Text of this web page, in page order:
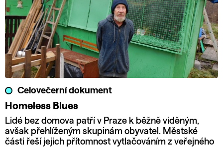
Celovečerní dokument
Homeless Blues
Lidé bez domova patří v Praze k běžně viděným,
avšak přehlíženým skupinám obyvatel. Městské
části řeší jejich přítomnost vytlačováním z veřejného